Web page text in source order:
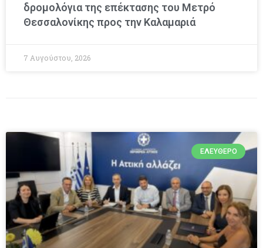
δρομολόγια της επέκτασης του Μετρό
Θεσσαλονίκης προς την Καλαμαριά
7 Αυγούστου, 2026
ΕΛΕΎΘΕΡΟ